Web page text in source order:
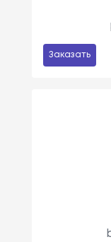
Заказать